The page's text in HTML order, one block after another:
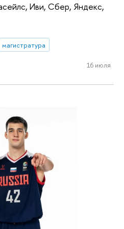
Иви, Сбер, Яндекс,
магистратура
16 июля